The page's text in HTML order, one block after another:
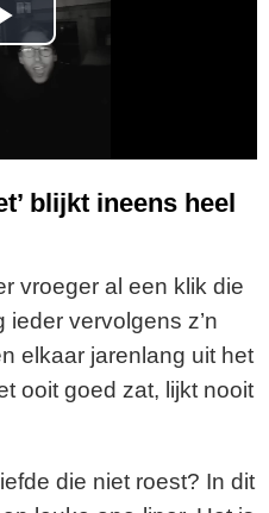
P
a
y
i
d
o
blijkt ineens heel
vroeger al een klik die
vervolgens z’n
elkaar jarenlang uit het
ooit goed zat, lijkt nooit
die niet roest? In dit